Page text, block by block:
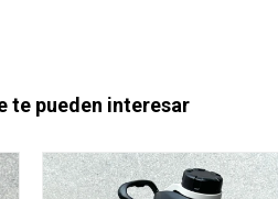
te pueden interesar